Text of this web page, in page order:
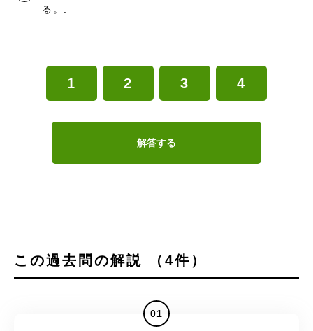
る。.
1 2 3 4
解答する
この過去問の解説 （4件）
01